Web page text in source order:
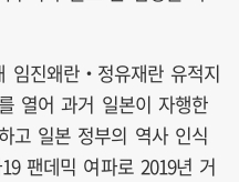
임진왜란‧정유재란 유적지
열어 과거 일본이 자행한
고 일본 정부의 역사 인식
팬데믹 여파로 2019년 거